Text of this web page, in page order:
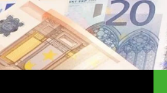
Skip
to
content